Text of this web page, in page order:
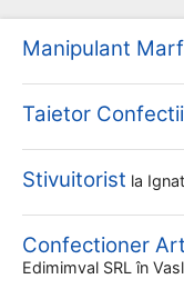
Manipulant
Taietor Confectii
Stivuitorist la
Confectioner
Edimimval SRL în